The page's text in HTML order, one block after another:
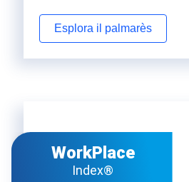
Esplora il palmarès
WorkPlace
Index®